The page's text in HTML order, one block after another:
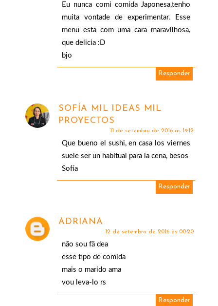
Eu nunca comi comida Japonesa,tenho
muita vontade de experimentar. Esse
menu esta com uma cara maravilhosa,
que delicia :D
bjo
Responder
SOFÍA MIL IDEAS MIL
PROYECTOS
11 de setembro de 2016 às 19:12
Que bueno el sushi, en casa los viernes
suele ser un habitual para la cena, besos
Sofía
Responder
ADRIANA
12 de setembro de 2016 às 00:20
não sou fã dea
esse tipo de comida
mais o marido ama
vou leva-lo rs
Responder